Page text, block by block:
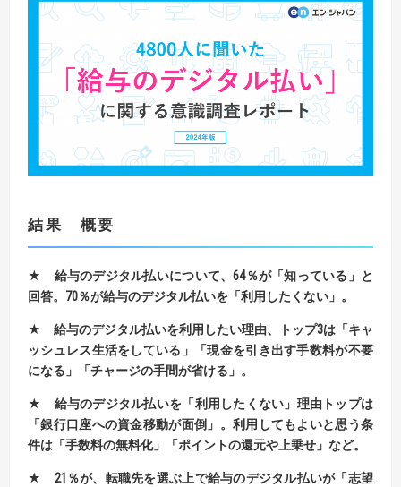
結果 概要
★ 給与のデジタル払いについて、64％が「知っている」と
回答。 70％が給与のデジタル払いを「利用したくない」。
★ 給与のデジタル払いを利用したい理由、トップ3は「キャ
ッシュレス生活をしている」
「現金を引き出す手数料が不要
になる」「チャージの手間が省ける」。
★
給与のデジタル払いを「利用したくない」理由トップは
「銀行口座への資金移動が面倒」。 利用してもよいと思う条
件は「手数料の無料化」「ポイントの還元や上乗せ」など。
★ 21 ％が、転職先を選ぶ上で給与のデジタル払いが「志望